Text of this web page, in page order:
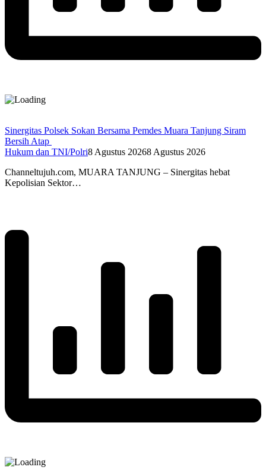
Sinergitas Polsek Sokan Bersama Pemdes Muara Tanjung Siram
Bersih Atap
Hukum dan TNI/Polri8 Agustus 20268 Agustus 2026
Channeltujuh.com, MUARA TANJUNG – Sinergitas hebat
Kepolisian Sektor…